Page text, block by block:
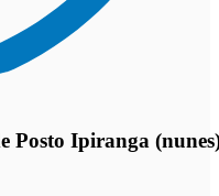
Posto Ipiranga